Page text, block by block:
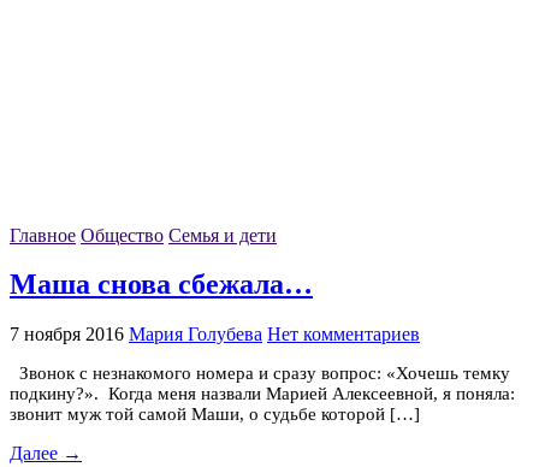
Главное Общество Семья и дети
Маша снова сбежала…
7 ноября 2016 Мария Голубева Нет комментариев
Звонок с незнакомого номера и сразу вопрос: «Хочешь темку
подкину?». Когда меня назвали Марией Алексеевной, я поняла:
звонит муж той самой Маши, о судьбе которой […]
Далее →